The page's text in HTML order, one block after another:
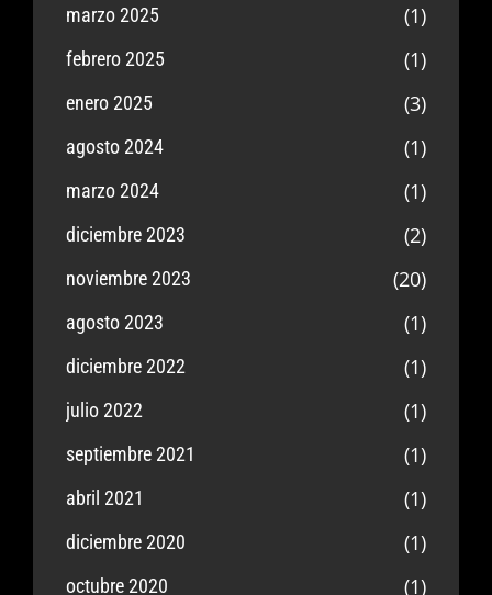
marzo 2025 (1)
febrero 2025 (1)
enero 2025 (3)
agosto 2024 (1)
marzo 2024 (1)
diciembre 2023 (2)
noviembre 2023 (20)
agosto 2023 (1)
diciembre 2022 (1)
julio 2022 (1)
septiembre 2021 (1)
abril 2021 (1)
diciembre 2020 (1)
octubre 2020 (1)